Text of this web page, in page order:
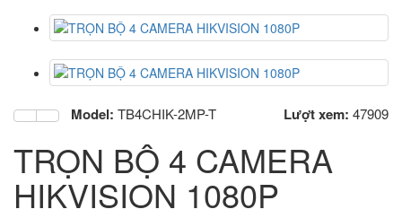
Model: TB4CHIK-2MP-T Lượt xem: 47909
TRỌN BỘ 4 CAMERA
HIKVISION 1080P